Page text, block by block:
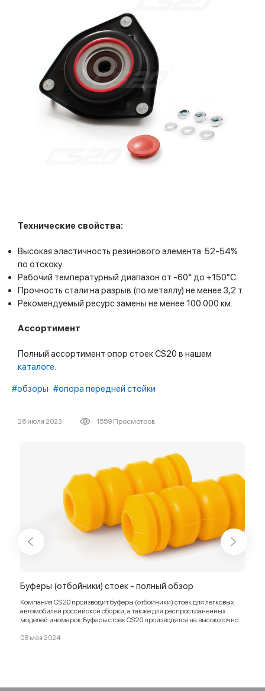
Технические свойства:
Высокая эластичность резинового элемента: 52-54%
по отскоку.
Рабочий температурный диапазон от -60° до +150°С.
Прочность стали на разрыв (по металлу) не менее 3,2 т.
Рекомендуемый ресурс замены не менее 100 000 км.
Ассортимент
Полный ассортимент опор стоек CS20 в нашем
каталоге
#обзоры #опора передней стойки
26 июля 2023 1559 Просмотров
Буферы (отбойники) стоек - полный обзор
Компания CS20 производит буферы (отбойники) стоек для легковых
автомобилей российской сборки, а также для распространенных
моделей иномарок.Буферы стоек CS20 производятся на высокоточном
стандартами.
08 мая 2024